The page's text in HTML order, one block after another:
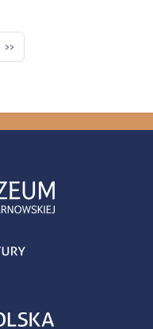
Następna strona
››